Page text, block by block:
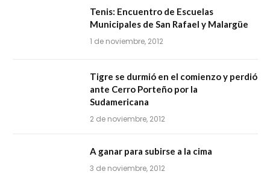
Tenis: Encuentro de Escuelas
Municipales de San Rafael y Malargüe
1 de noviembre, 2012
Tigre se durmió en el comienzo y perdió
ante Cerro Porteño por la
Sudamericana
2 de noviembre, 2012
A ganar para subirse a la cima
3 de noviembre, 2012